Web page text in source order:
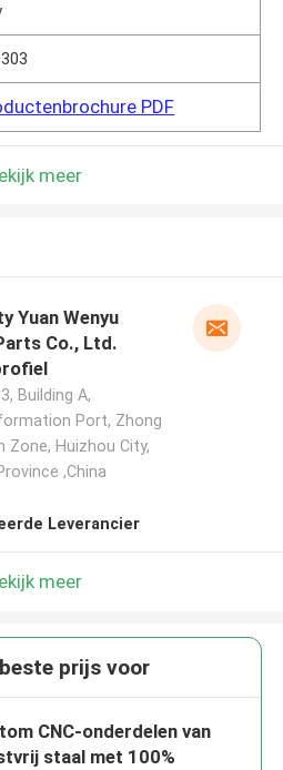
PDF
meer
Yuan Wenyu
Co., Ltd.
Building A,
Port, Zhong
Zone, Huizhou City,
,China
Leverancier
meer
prijs voor
CNC-onderdelen van
staal met 100%